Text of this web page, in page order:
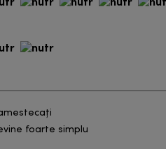
foarte simplu